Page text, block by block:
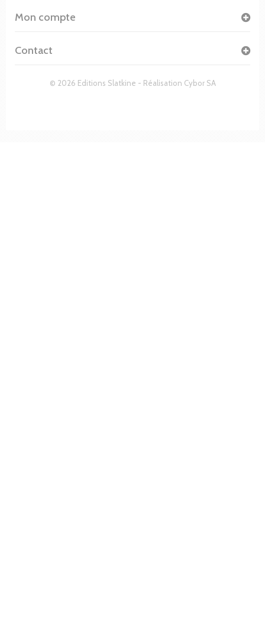
© 2026 Editions Slatkine - Réalisation Cybor SA
Mon compte
Contact